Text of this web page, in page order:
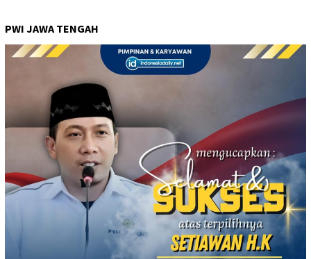
PWI JAWA TENGAH